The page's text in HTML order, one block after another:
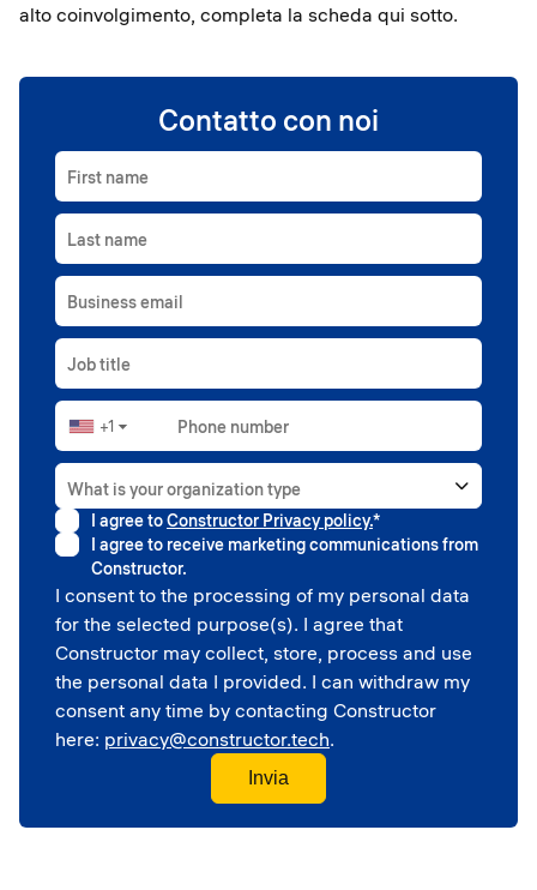
alto coinvolgimento, completa la scheda qui sotto.
Contatto con noi
First name
Last name
Business email
Job title
Phone number
+1 ▼
What is your organization type
Higher education
Government
Professional sport
Corporate
School
I agree toConstructor Privacy policy.*
I agree to receive marketing communications from
Constructor.
I consent to the processing of my personal data
for the selected purpose(s). I agree that
Constructor may collect, store, process and use
the personal data I provided. I can withdraw my
consent any time by contacting Constructor
here: privacy@constructor.tech.